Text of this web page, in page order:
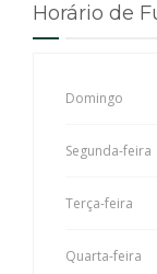
Horário de
Domingo
Segunda-feira
Terça-feira
Quarta-feira